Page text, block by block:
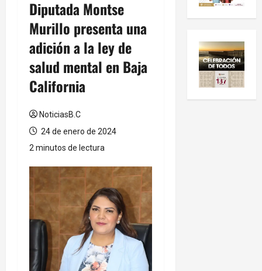
Diputada Montse
Murillo presenta una
adición a la ley de
salud mental en Baja
California
NoticiasB.C
24 de enero de 2024
2 minutos de lectura